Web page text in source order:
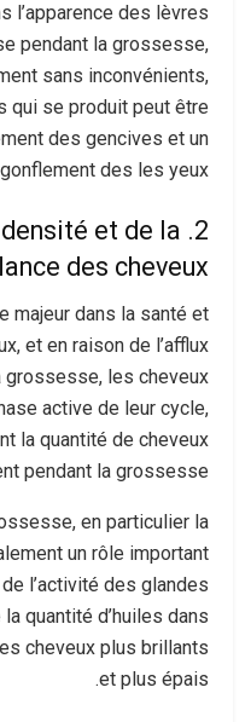
l’apparence des lèvres
pendant la grossesse,
sans inconvénients,
qui se produit peut être
des gencives et un
gonflement des les yeux.
densité et de la
des cheveux
majeur dans la santé et
et en raison de l’afflux
grossesse, les cheveux
active de leur cycle,
la quantité de cheveux
pendant la grossesse.
en particulier la
un rôle important
l’activité des glandes
quantité d’huiles dans
cheveux plus brillants
et plus épais.